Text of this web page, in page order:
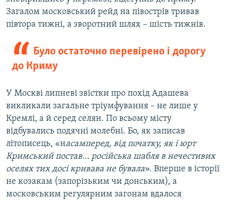
Загалом московський рейд на півострів тривав
півтора тижні, а зворотний шлях – шість тижнів.
Було остаточно перевірено і дорогу
до Криму
У Москві липневі звістки про похід Адашева
викликали загальне тріумфування – не лише у
Кремлі, а й серед селян. По всьому місту
відбувались подячні молебні. Бо, як записав
літописець, «насамперед, від початку, як і юрт
Кримський постав… російська шабля в нечестивих
оселях тих досі кривава не бувала». Вперше в історії
не козакам (запорізьким чи донським), а
московським регулярним загонам вдалося